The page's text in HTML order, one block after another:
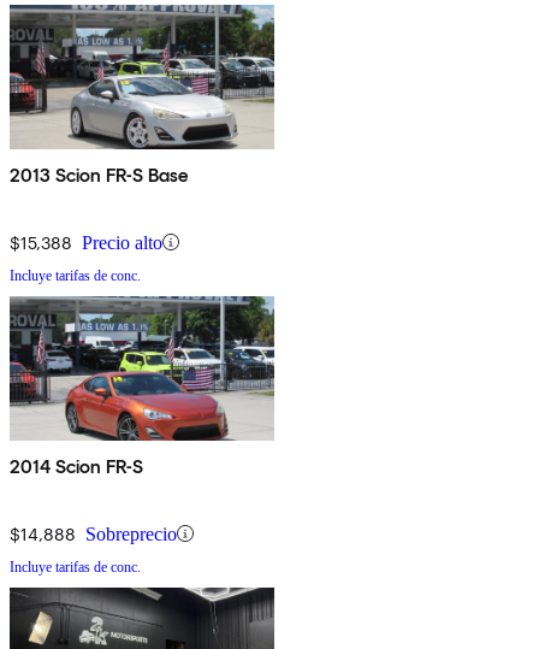
2013 Scion FR-S Base
$15,388 Precio alto
Incluye tarifas de conc.
2014 Scion FR-S
$14,888 Sobreprecio
Incluye tarifas de conc.